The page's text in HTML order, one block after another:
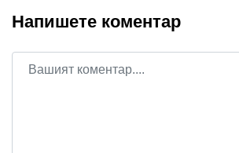
Напишете коментар